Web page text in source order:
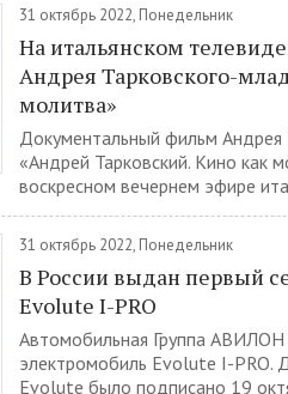
31 октябрь 2022, Понедельник
На итальянском
Андрея Тарковского-
молитва»
Документальный фильм Андрея
«Андрей Тарковский. Кино как
воскресном вечернем эфире
31 октябрь 2022, Понедельник
В России выдан первый
Evolute I-PRO
Автомобильная Группа АВИЛОН
электромобиль Evolute I-PRO.
Evolute было подписано 19